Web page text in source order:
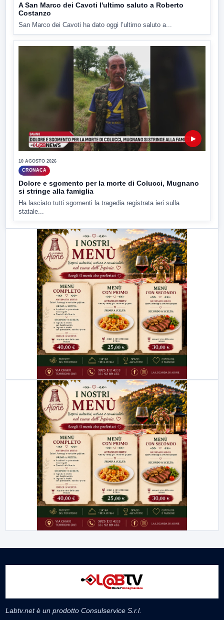
A San Marco dei Cavoti l'ultimo saluto a Roberto
Costanzo
San Marco dei Cavoti ha dato oggi l’ultimo saluto a...
▶
10 AGOSTO 2026
CRONACA
Dolore e sgomento per la morte di Colucci, Mugnano
si stringe alla famiglia
Ha lasciato tutti sgomenti la tragedia registrata ieri sulla
statale...
Labtv.net è un prodotto Consulservice S.r.l.